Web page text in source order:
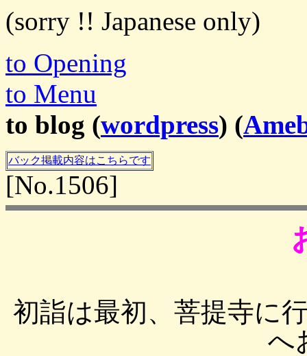
(sorry !! Japanese only)
to Opening
to Menu
to blog (wordpress) (
バック掲載内容はこちらです
[No.1506]
初詣は最初、菩提寺に
へ